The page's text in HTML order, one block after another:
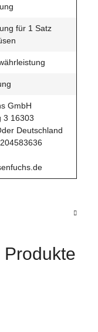
für 1 Satz
GmbH
3 16303
Deutschland